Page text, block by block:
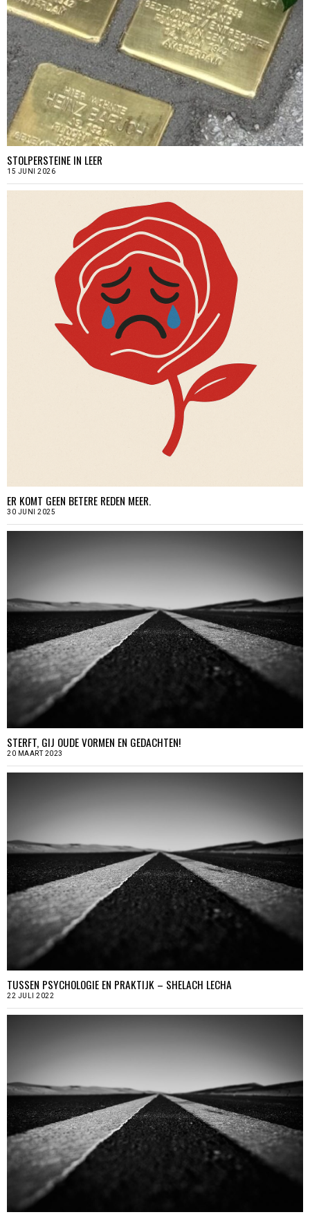
STOLPERSTEINE IN LEER
15 JUNI 2026
ER KOMT GEEN BETERE REDEN MEER.
30 JUNI 2025
STERFT, GIJ OUDE VORMEN EN GEDACHTEN!
20 MAART 2023
TUSSEN PSYCHOLOGIE EN PRAKTIJK – SHELACH LECHA
22 JULI 2022